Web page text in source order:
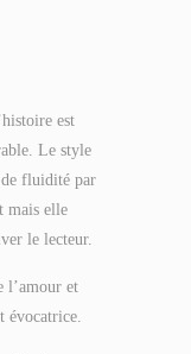
est
Le style
de fluidité par
mais elle
le lecteur.
l’amour et
évocatrice.